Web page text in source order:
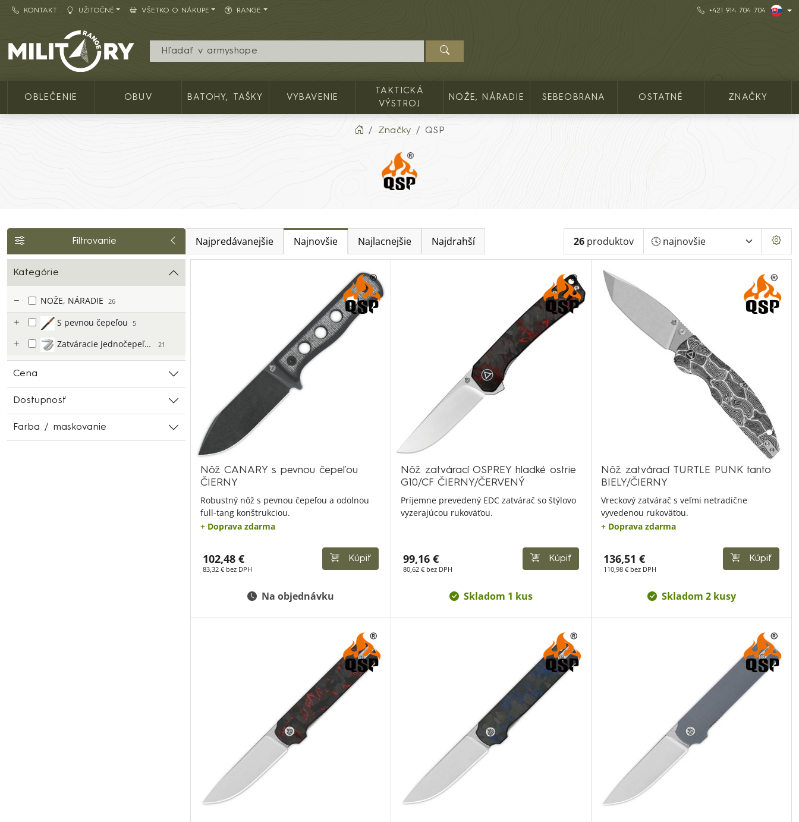
KONTAKT UŽITOČNÉ VŠETKO O NÁKUPE RANGE +421 914 704 704
Army shop MILITARY RANGE SK
OBLEČENIE OBUV BATOHY, TAŠKY VYBAVENIE
TAKTICKÁ
VÝSTROJ
NOŽE, NÁRADIE SEBEOBRANA OSTATNÉ ZNAČKY
Značky QSP
Filtrovanie Najpredávanejšie Najnovšie Najlacnejšie Najdrahší 26 produktov
Kategórie
NOŽE, NÁRADIE 26
S pevnou čepeľou 5
Zatváracie jednočepeľové 21
Cena
Dostupnosť
Farba / maskovanie
Nôž CANARY s pevnou čepeľou
ČIERNY
Robustný nôž s pevnou čepeľou a odolnou
full-tang konštrukciou.
+ Doprava zdarma
102,48 €
83,32 € bez DPH
Kúpiť
Na objednávku
Nôž zatvárací OSPREY hladké ostrie
G10/CF ČIERNY/ČERVENÝ
Príjemne prevedený EDC zatvárač so štýlovo
vyzerajúcou rukoväťou.
99,16 €
80,62 € bez DPH
Kúpiť
Skladom 1 kus
Nôž zatvárací TURTLE PUNK tanto
BIELY/ČIERNY
Vreckový zatvárač s veľmi netradične
vyvedenou rukoväťou.
+ Doprava zdarma
136,51 €
110,98 € bez DPH
Kúpiť
Skladom 2 kusy